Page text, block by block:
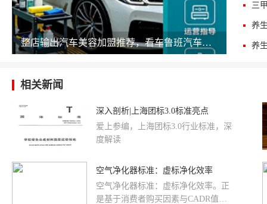
整店输出汽车美容加盟推荐，看车鲁班汽车美容如何降低开店门槛
三
相关新闻
深入剖析|上海团标3.0标准亮点
爱上参编，上海团标3.0行业标准，深
度解读
空气净化器标准：虚标净化效率
空气净化器标准：虚标净化效率。正
是基于消费者购买因素与CADR值的